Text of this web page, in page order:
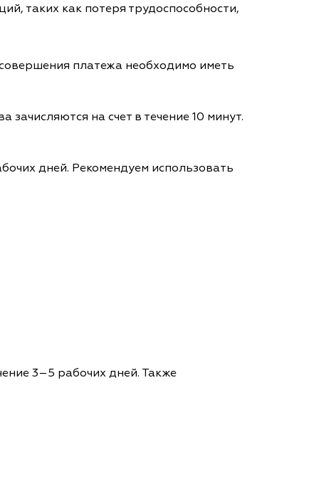
таких как потеря трудоспособности,
платежа необходимо иметь
зачисляются на счет в течение 10 минут.
дней. Рекомендуем использовать
3–5 рабочих дней. Также